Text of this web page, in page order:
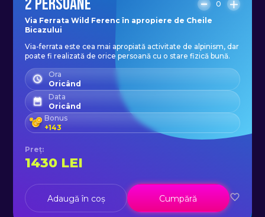
- ghete de alpinism sau pantofi de
apropiere cu talpă rigidă;
- ham și cască (incluse, furnizate de
ghid);
- rucsac confortabil (20-25 litri);
- sticlă de apă (~ 1000ml);
- sandvișuri și dulciuri.
Echipament recomandat: ochelari
de soare, protecție solară (SPF 40-
50), balsam de buze (SPF 30).
0
Via Ferrata Wild Ferenc în apropiere de Cheile
Bicazului
Via-ferrata este cea mai apropiată activitate de alpinism, dar
poate fi realizată de orice persoană cu o stare fizică bună.
Ora
Oricând
Data
Oricând
Bonus
+143
Preț:
1430 LEI
Adaugă în coș Cumpără